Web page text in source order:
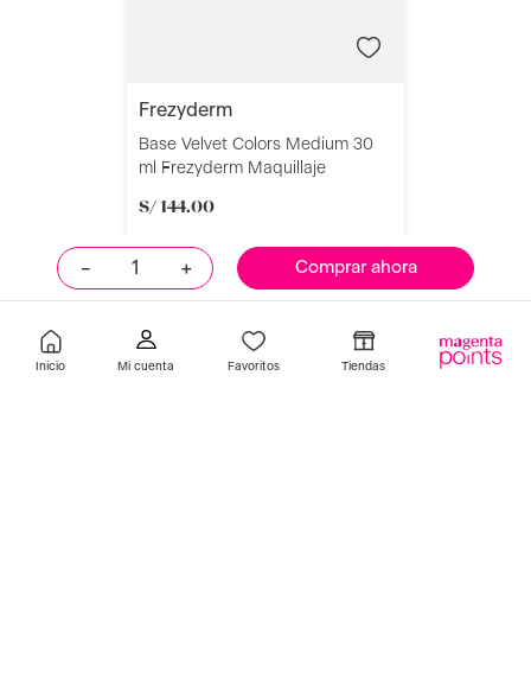
Inicio Favoritos Tiendas
＋
－ Comprar ahora
frezyderm
Base Velvet Colors Medium 30
ml Frezyderm Maquillaje
S/ 144.00
Añadir
Recomendados para ti